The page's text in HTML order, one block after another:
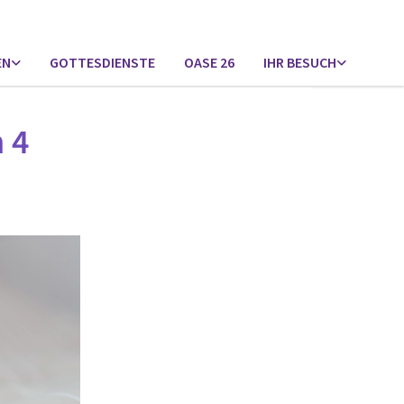
GOTTESDIENSTE OASE 26 IHR BESUCH
4